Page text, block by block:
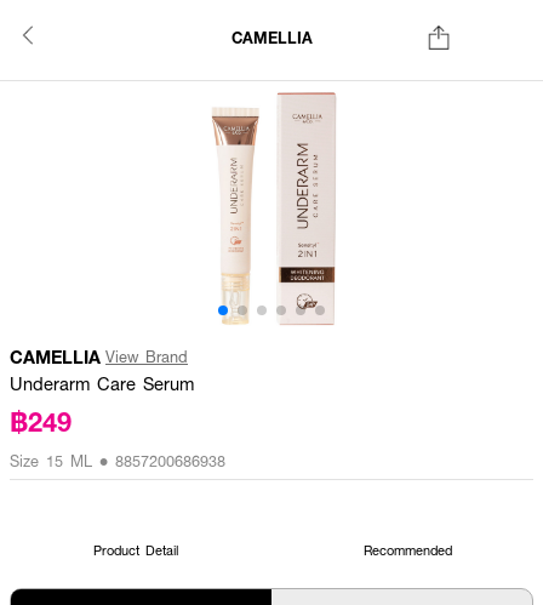
CAMELLIA
CAMELLIA View Brand
Underarm Care Serum
฿249
Size 15 ML • 8857200686938
Product Detail Recommended